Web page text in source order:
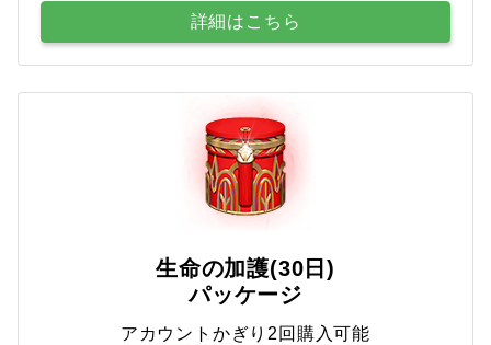
詳細はこちら
生命の加護(30日)
パッケージ
アカウントかぎり2回購入可能